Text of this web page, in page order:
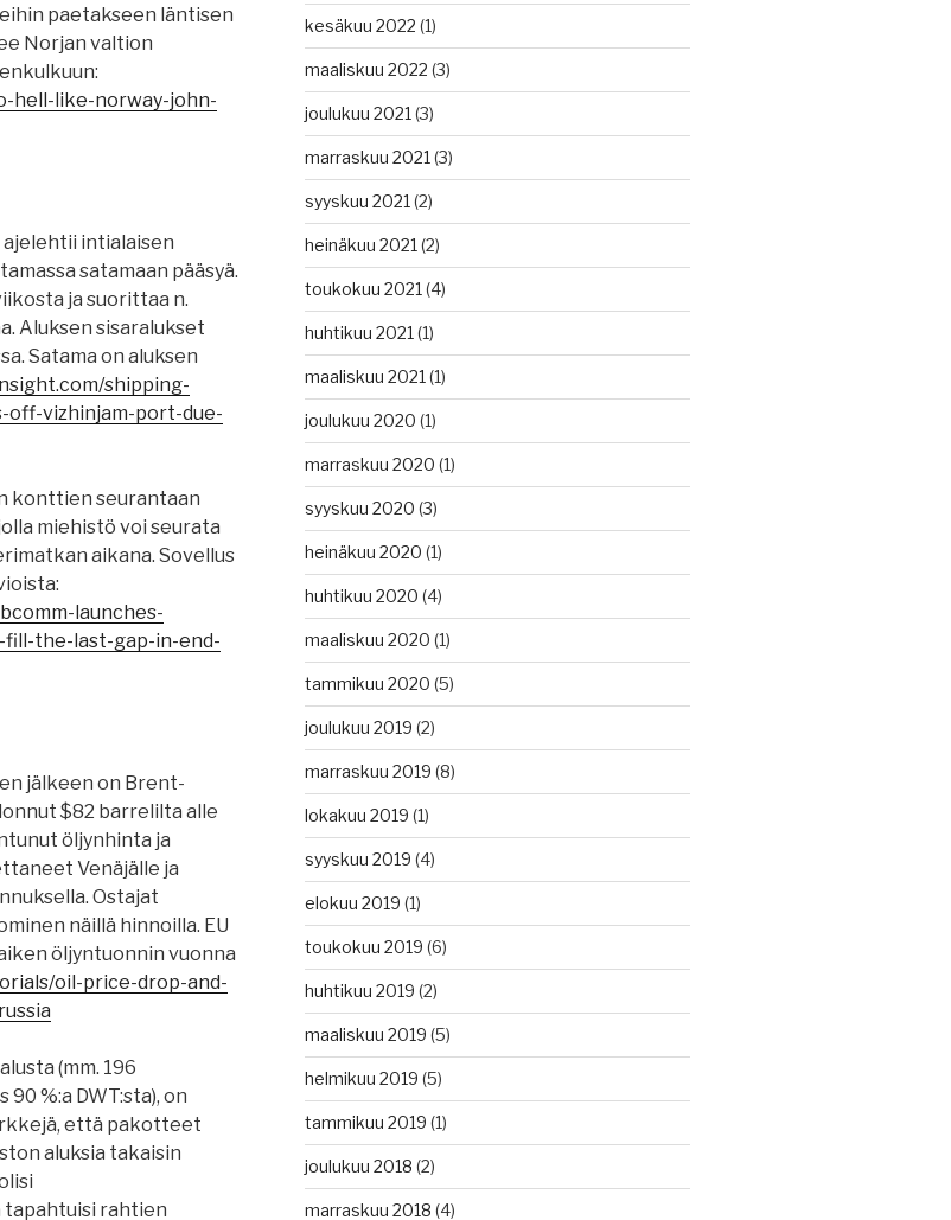
paetakseen läntisen
Norjan valtion
hell-like-norway-john-
ajelehtii intialaisen
satamaan pääsyä.
ja suorittaa n.
Aluksen sisaralukset
Satama on aluksen
shipping-
off-vizhinjam-port-due-
konttien seurantaan
miehistö voi seurata
aikana. Sovellus
launches-
the-last-gap-in-end-
jälkeen on Brent-
$82 barrelilta alle
öljynhinta ja
Venäjälle ja
Ostajat
näillä hinnoilla. EU
öljyntuonnin vuonna
oil-price-drop-and-
(mm. 196
90 %:a DWT:sta), on
että pakotteet
aluksia takaisin
tapahtuisi rahtien
kesäkuu 2022 (1)
maaliskuu 2022 (3)
joulukuu 2021 (3)
marraskuu 2021 (3)
syyskuu 2021 (2)
heinäkuu 2021 (2)
toukokuu 2021 (4)
huhtikuu 2021 (1)
maaliskuu 2021 (1)
joulukuu 2020 (1)
marraskuu 2020 (1)
syyskuu 2020 (3)
heinäkuu 2020 (1)
huhtikuu 2020 (4)
maaliskuu 2020 (1)
tammikuu 2020 (5)
joulukuu 2019 (2)
marraskuu 2019 (8)
lokakuu 2019 (1)
syyskuu 2019 (4)
elokuu 2019 (1)
toukokuu 2019 (6)
huhtikuu 2019 (2)
maaliskuu 2019 (5)
helmikuu 2019 (5)
tammikuu 2019 (1)
joulukuu 2018 (2)
marraskuu 2018 (4)